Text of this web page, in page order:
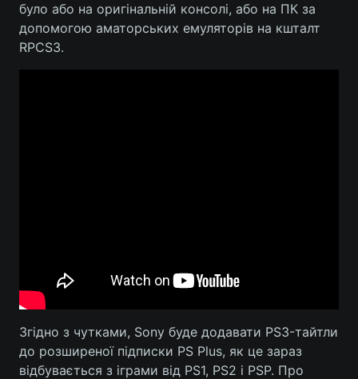
Архів Вакансії
Контакти
було або на оригінальній консолі, або на ПК за
допомогою аматорських емуляторів на кшталт
RPCS3.
Згідно з чутками, Sony буде додавати PS3-тайтли
до розширеної підписки PS Plus, як це зараз
відбувається з іграми від PS1, PS2 і PSP. Про